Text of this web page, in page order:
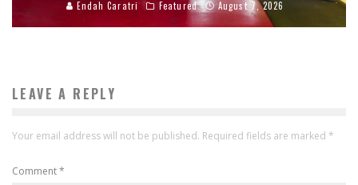
Endah Caratri Featured August 7, 2026
LEAVE A REPLY
Your email address will not be published. Required fields are marked *
Comment*